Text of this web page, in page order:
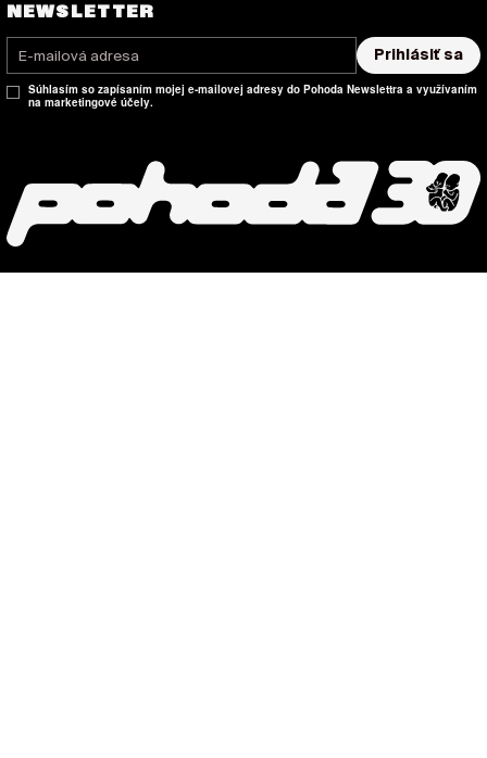
NEWSLETTER
Prihlásiť sa
Súhlasím so zapísaním mojej e-mailovej adresy do Pohoda Newslettra a využívaním
na marketingové účely.